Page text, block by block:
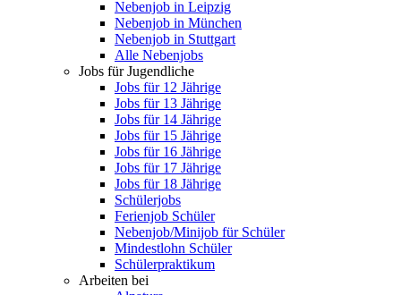
Nebenjob in Leipzig
Nebenjob in München
Nebenjob in Stuttgart
Alle Nebenjobs
Jobs für Jugendliche
Jobs für 12 Jährige
Jobs für 13 Jährige
Jobs für 14 Jährige
Jobs für 15 Jährige
Jobs für 16 Jährige
Jobs für 17 Jährige
Jobs für 18 Jährige
Schülerjobs
Ferienjob Schüler
Nebenjob/Minijob für Schüler
Mindestlohn Schüler
Schülerpraktikum
Arbeiten bei